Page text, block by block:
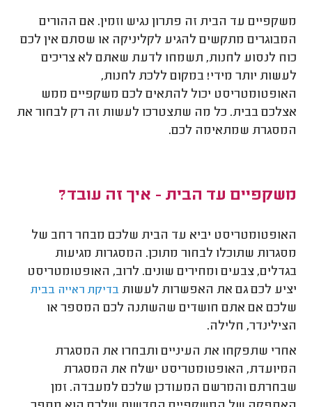
משקפיים עד הבית זה פתרון נגיש וזמין. אם ההורים
המבוגרים מתקשים להגיע לקליניקה או שסתם אין לכם
כוח לנסוע לחנות, תשמחו לדעת שאתם לא צריכים
לעשות יותר מידי! במקום ללכת לחנות,
האופטומטריסט יכול להתאים לכם משקפיים ממש
אצלכם בבית. כל מה שתצטרכו לעשות זה רק לבחור את
המסגרת שמתאימה לכם.
משקפיים עד הבית - איך זה עובד?
האופטומטריסט יביא עד הבית שלכם מבחר רחב של
מסגרות שתוכלו לבחור מתוכן. המסגרות מגיעות
בגדלים, צבעים ומחירים שונים. לרוב, האופטומטריסט
יציע לכם גם את האפשרות לעשות בדיקת ראייה בבית
שלכם אם אתם חושדים שהשתנה לכם המספר או
הצילינדר, חלילה.
אחרי שתפקחו את העיניים ותבחרו את המסגרת
המיועדת, האופטומטריסט ישלח את המסגרת
שבחרתם והמרשם המעודכן שלכם למעבדה. זמן